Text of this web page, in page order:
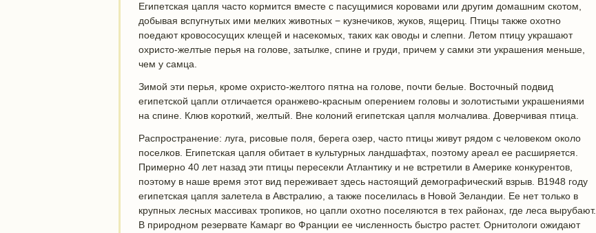
Египетская цапля часто кормится вместе с пасущимися коровами или другим домашним скотом,
добывая вспугнутых ими мелких животных − кузнечиков, жуков, ящериц. Птицы также охотно
поедают кровососущих клещей и насекомых, таких как оводы и слепни. Летом птицу украшают
охристо-желтые перья на голове, затылке, спине и груди, причем у самки эти украшения меньше,
чем у самца.
Зимой эти перья, кроме охристо-желтого пятна на голове, почти белые. Восточный подвид
египетской цапли отличается оранжево-красным оперением головы и золотистыми украшениями
на спине. Клюв короткий, желтый. Вне колоний египетская цапля молчалива. Доверчивая птица.
Распространение: луга, рисовые поля, берега озер, часто птицы живут рядом с человеком около
поселков. Египетская цапля обитает в культурных ландшафтах, поэтому ареал ее расширяется.
Примерно 40 лет назад эти птицы пересекли Атлантику и не встретили в Америке конкурентов,
поэтому в наше время этот вид переживает здесь настоящий демографический взрыв. В1948 году
египетская цапля залетела в Австралию, а также поселилась в Новой Зеландии. Ее нет только в
крупных лесных массивах тропиков, но цапли охотно поселяются в тех районах, где леса вырубают.
В природном резервате Камарг во Франции ее численность быстро растет. Орнитологи ожидают